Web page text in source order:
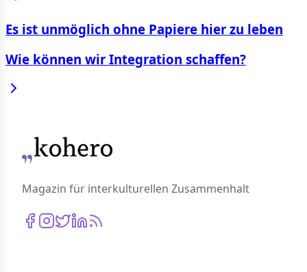
Es ist unmöglich ohne Papiere hier zu leben
Wie können wir Integration schaffen?
Magazin für interkulturellen Zusammenhalt